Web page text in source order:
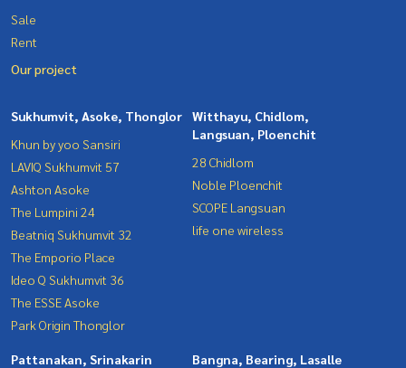
Sale
Rent
Our project
Sukhumvit, Asoke, Thonglor
Khun by yoo Sansiri
LAVIQ Sukhumvit 57
Ashton Asoke
The Lumpini 24
Beatniq Sukhumvit 32
The Emporio Place
Ideo Q Sukhumvit 36
The ESSE Asoke
Park Origin Thonglor
Witthayu, Chidlom,
Langsuan, Ploenchit
28 Chidlom
Noble Ploenchit
SCOPE Langsuan
life one wireless
Pattanakan, Srinakarin
Bangna, Bearing, Lasalle